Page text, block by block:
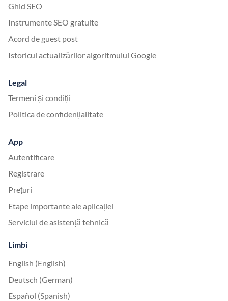
Ghid SEO
Instrumente SEO gratuite
Acord de guest post
Istoricul actualizărilor algoritmului Google
Legal
Termeni și condiții
Politica de confidențialitate
App
Autentificare
Registrare
Prețuri
Etape importante ale aplicației
Serviciul de asistență tehnică
Limbi
English (English)
Deutsch (German)
Español (Spanish)